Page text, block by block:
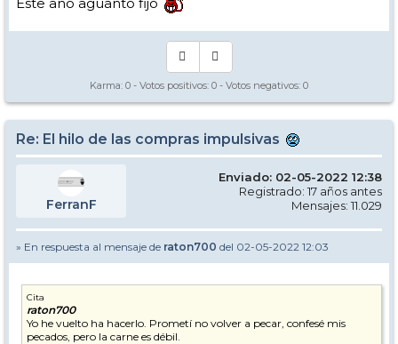
Karma: 0 - Votos positivos: 0 - Votos negativos: 0
Re: El hilo de las compras impulsivas
FerranF
Enviado: 02-05-2022 12:38
Registrado: 17 años antes
Mensajes: 11.029
» En respuesta al mensaje de raton700 del 02-05-2022 12:03
Cita
raton700
Yo he vuelto ha hacerlo. Prometí no volver a pecar, confesé mis
pecados, pero la carne es débil.